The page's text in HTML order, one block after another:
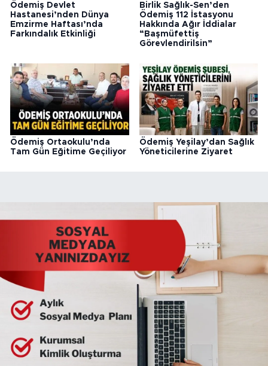
Ödemiş Devlet
Hastanesi’nden Dünya
Emzirme Haftası’nda
Farkındalık Etkinliği
Birlik Sağlık-Sen’den
Ödemiş 112 İstasyonu
Hakkında Ağır İddialar
“Başmüfettiş
Görevlendirilsin”
Ödemiş Ortaokulu’nda
Tam Gün Eğitime Geçiliyor
Ödemiş Yeşilay’dan Sağlık
Yöneticilerine Ziyaret